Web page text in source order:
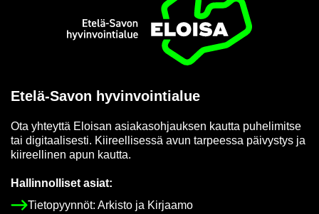
Etusi­vu
Etelä-​Savon hy­vin­voin­tia­lue
Ota yh­teyt­tä Eloi­san asia­kas­oh­jauk­sen kaut­ta pu­he­li­mit­se
tai di­gi­taa­li­ses­ti. Kii­reel­li­ses­sä avun tar­pees­sa päi­vys­tys ja
kii­reel­li­nen apun kaut­ta.
Hal­lin­nol­li­set asiat:
Tie­to­pyyn­nöt: Ar­kis­to ja Kir­jaa­mo